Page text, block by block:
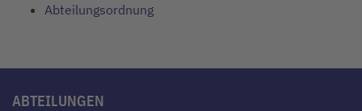
Abteilungsordnung
ABTEILUNGEN